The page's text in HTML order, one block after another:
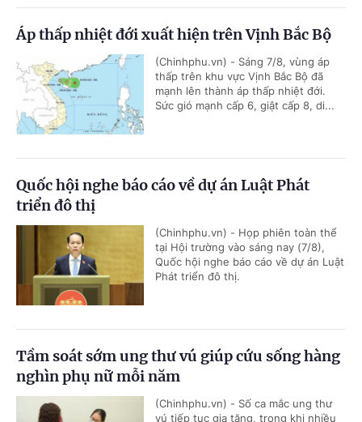
Áp thấp nhiệt đới xuất hiện trên Vịnh Bắc Bộ
(Chinhphu.vn) - Sáng 7/8, vùng áp
thấp trên khu vực Vịnh Bắc Bộ đã
mạnh lên thành áp thấp nhiệt đới.
Sức gió mạnh cấp 6, giật cấp 8, di...
Quốc hội nghe báo cáo về dự án Luật Phát
triển đô thị
(Chinhphu.vn) - Họp phiên toàn thể
tại Hội trường vào sáng nay (7/8),
Quốc hội nghe báo cáo về dự án Luật
Phát triển đô thị.
Tầm soát sớm ung thư vú giúp cứu sống hàng
nghìn phụ nữ mỗi năm
(Chinhphu.vn) - Số ca mắc ung thư
vú tiếp tục gia tăng, trong khi nhiều